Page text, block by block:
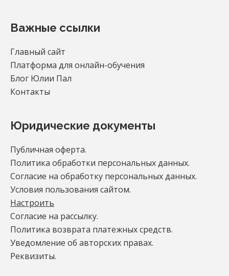
Важные ссылки
Главный сайт
Платформа для онлайн-обучения
Блог Юлии Пал
Контакты
Юридические документы
Публичная оферта.
Политика обработки персональных данных.
Согласие на обработку персональных данных.
Условия пользования сайтом.
Настроить
Согласие на рассылку.
Политика возврата платежных средств.
Уведомление об авторских правах.
Реквизиты.